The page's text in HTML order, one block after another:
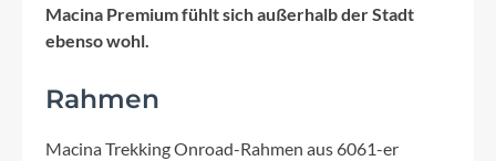
Macina Premium fühlt sich außerhalb der Stadt
ebenso wohl.
Rahmen
Macina Trekking Onroad-Rahmen aus 6061-er